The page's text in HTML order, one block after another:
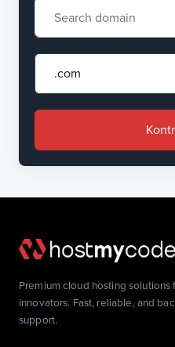
.com
Premium cloud hosting solutions
innovators. Fast, reliable, and
support.